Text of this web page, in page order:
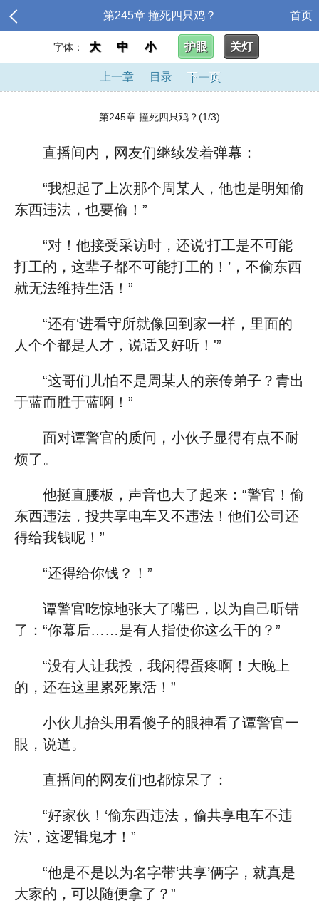
第245章 撞死四只鸡？ 首页
字体： 大 中 小 护眼 关灯
上一章 目录 下一页
第245章 撞死四只鸡？(1/3)
直播间内，网友们继续发着弹幕：
“我想起了上次那个周某人，他也是明知偷
东西违法，也要偷！”
“对！他接受采访时，还说‘打工是不可能
打工的，这辈子都不可能打工的！’，不偷东西
就无法维持生活！”
“还有‘进看守所就像回到家一样，里面的
人个个都是人才，说话又好听！'”
“这哥们儿怕不是周某人的亲传弟子？青出
于蓝而胜于蓝啊！”
面对谭警官的质问，小伙子显得有点不耐
烦了。
他挺直腰板，声音也大了起来：“警官！偷
东西违法，投共享电车又不违法！他们公司还
得给我钱呢！”
“还得给你钱？！”
谭警官吃惊地张大了嘴巴，以为自己听错
了：“你幕后……是有人指使你这么干的？”
“没有人让我投，我闲得蛋疼啊！大晚上
的，还在这里累死累活！”
小伙儿抬头用看傻子的眼神看了谭警官一
眼，说道。
直播间的网友们也都惊呆了：
“好家伙！‘偷东西违法，偷共享电车不违
法’，这逻辑鬼才！”
“他是不是以为名字带‘共享’俩字，就真是
大家的，可以随便拿了？”